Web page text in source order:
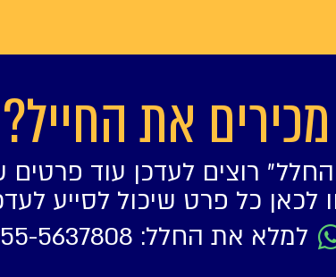
מכירים את החייל?
רוצים לעדכן עוד פרטים
לכאן כל פרט שיכול לסייע
למלא את החלל: 055-5637808